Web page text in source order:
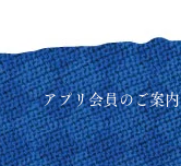
アプリ会員のご案内